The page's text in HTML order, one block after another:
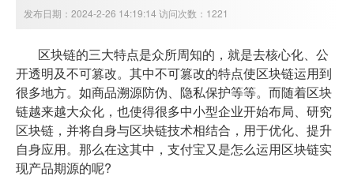
发布日期：2024-2-26 14:19:14 访问次数：1221
区块链的三大特点是众所周知的，就是去核心化、公
开透明及不可篡改。其中不可篡改的特点使区块链运用到
很多地方。如商品溯源防伪、隐私保护等等。而随着区块
链越来越大众化，也使得很多中小型企业开始布局、研究
区块链，并将自身与区块链技术相结合，用于优化、提升
自身应用。那么在这其中，支付宝又是怎么运用区块链实
现产品期源的呢?